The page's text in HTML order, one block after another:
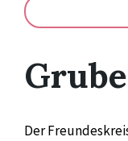
Der